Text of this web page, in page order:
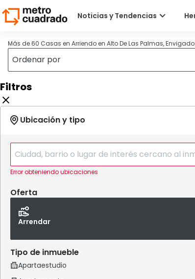
Más de 60 Casas en Arriendo en Alto De Las Palmas, Envigado
Filtros
Error obteniendo ubicaciones
Oferta
Arrendar
Tipo de inmueble